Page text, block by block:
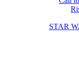
STAR